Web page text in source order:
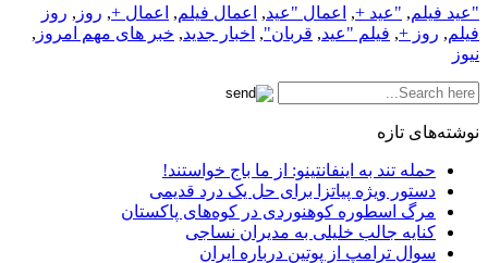
"عید فیلم, "عید +, اعمال "عید, اعمال فیلم, اعمال +, روز , روز
فیلم, روز +, فیلم "عید, قربان", اخبار جدید, خبر های مهم امروز ,
نیوز
نوشته‌های تازه
حمله تند به اینفانتینو: از ما باج خواستند!
دستور ویژه پیاتزا برای حل یک درد قدیمی
مرگ اسطوره کوهنوردی در کوه‌های پاکستان
کنایه جالب خلیلی به مدیران نساجی
سوال ترامپ از پوتین درباره ایران